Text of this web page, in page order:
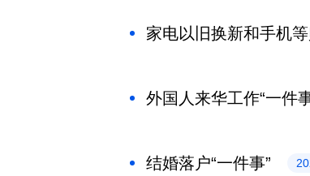
家电以旧换新和手机
外国人来华工作“一件
结婚落户“一件事”